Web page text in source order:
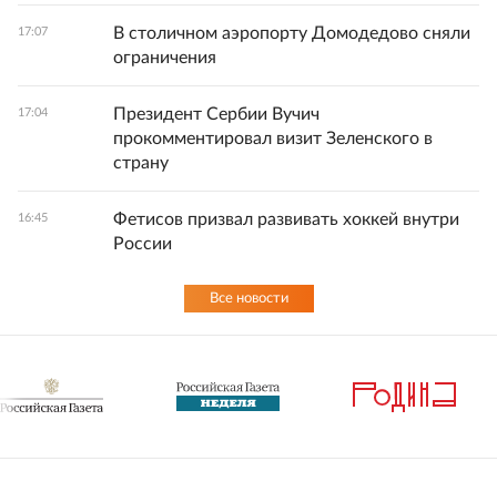
17:07
В столичном аэропорту Домодедово сняли
ограничения
17:04
Президент Сербии Вучич
прокомментировал визит Зеленского в
страну
16:45
Фетисов призвал развивать хоккей внутри
России
Все новости